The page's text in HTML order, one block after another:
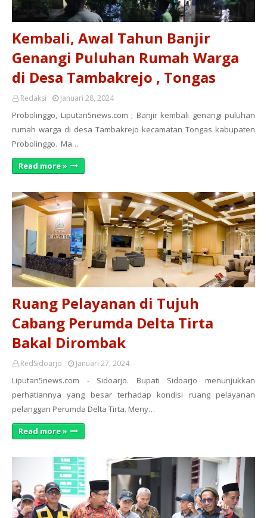
Kembali, Awal Tahun Banjir
Genangi Puluhan Rumah Warga
di Desa Tambakrejo , Tongas
Redaksi Januari 28, 2024
Probolinggo, Liputan5news.com ; Banjir kembali genangi puluhan
rumah warga di desa Tambakrejo kecamatan Tongas kabupaten
Probolinggo. Ma…
Read more »
Ruang Pelayanan di Tujuh
Cabang Perumda Delta Tirta
Bakal Dirombak
RedSidoarjo Januari 27, 2024
Liputan5news.com - Sidoarjo. Bupati Sidoarjo menunjukkan
perhatiannya yang besar terhadap kondisi ruang pelayanan
pelanggan Perumda Delta Tirta. Meny…
Read more »